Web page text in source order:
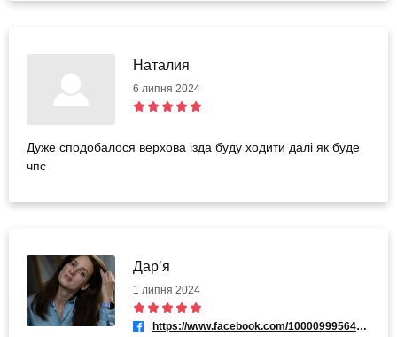
Наталия
6 липня 2024
Дуже сподобалося верхова ізда буду ходити далі як буде
чпс
Дарʼя
1 липня 2024
https://www.facebook.com/100009995649248